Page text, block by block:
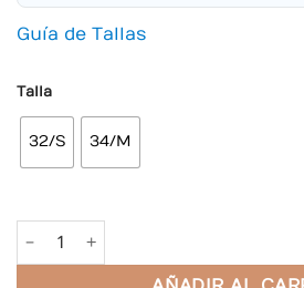
Guía de Tallas
Talla
32/S 34/M
Conjunto de Lencería Euforia